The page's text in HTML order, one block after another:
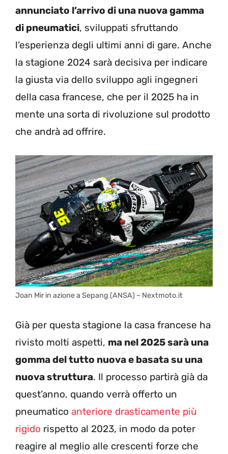
annunciato l’arrivo di una nuova gamma
di pneumatici, sviluppati sfruttando
l’esperienza degli ultimi anni di gare. Anche
la stagione 2024 sarà decisiva per indicare
la giusta via dello sviluppo agli ingegneri
della casa francese, che per il 2025 ha in
mente una sorta di rivoluzione sul prodotto
che andrà ad offrire.
Joan Mir in azione a Sepang (ANSA) – Nextmoto.it
Già per questa stagione la casa francese ha
rivisto molti aspetti, ma nel 2025 sarà una
gomma del tutto nuova e basata su una
nuova struttura. Il processo partirà già da
quest’anno, quando verrà offerto un
pneumatico anteriore drasticamente più
rigido rispetto al 2023, in modo da poter
reagire al meglio alle crescenti forze che